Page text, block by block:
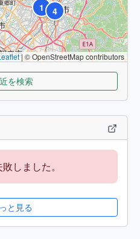
1
4
|© OpenStreetMap contributors
を検索
しました。
と見る